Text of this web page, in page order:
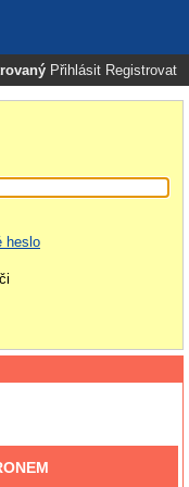
Přihlásit Registrovat
heslo